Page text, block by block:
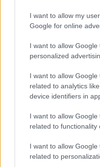
I want to allow my
Google for online
I want to allow Google
personalized
I want to allow
related to analytics
device identifiers in
I want to allow
related to functionality
I want to allow
related to
Condividi l'articolo
F
a
ce
b
o
T
w
it
te
Pi
n
te
re s
NOTIZIE RECENTI
Incendio nella